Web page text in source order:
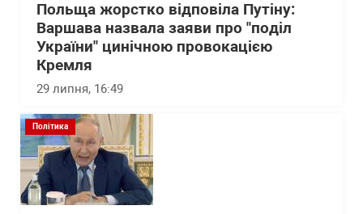
Польща жорстко відповіла Путіну:
Варшава назвала заяви про "поділ
України" цинічною провокацією
Кремля
29 липня, 16:49
Політика